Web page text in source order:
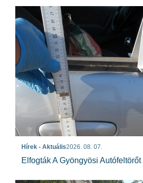
Hírek - Aktuális2026. 08. 07.
Elfogták A Gyöngyösi Autófeltörőt